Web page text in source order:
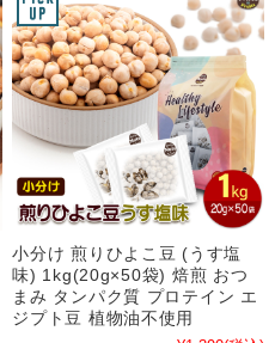
小分け 煎りひよこ豆 (うす塩
味) 1kg(20g×50袋) 焙煎 おつ
まみ タンパク質 プロテイン エ
ジプト豆 植物油不使用